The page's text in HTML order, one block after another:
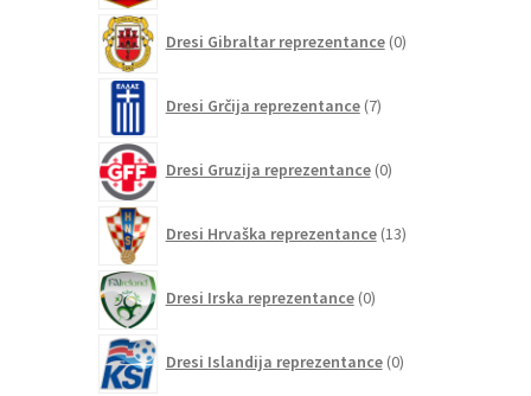
Dresi Gibraltar reprezentance 0izdelkov
Dresi Grčija reprezentance 7izdelkov
Dresi Gruzija reprezentance 0izdelkov
Dresi Hrvaška reprezentance 13izdelkov
Dresi Irska reprezentance 0izdelkov
Dresi Islandija reprezentance 0izdelkov